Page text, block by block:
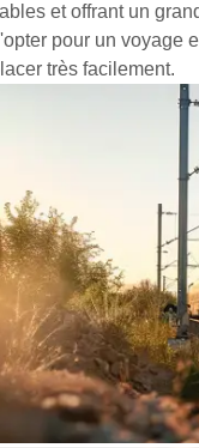
et offrant un
pour un
très facilement.